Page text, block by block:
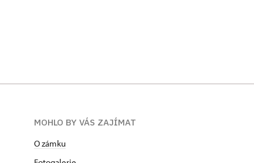
MOHLO BY VÁS ZAJÍMAT
O zámku